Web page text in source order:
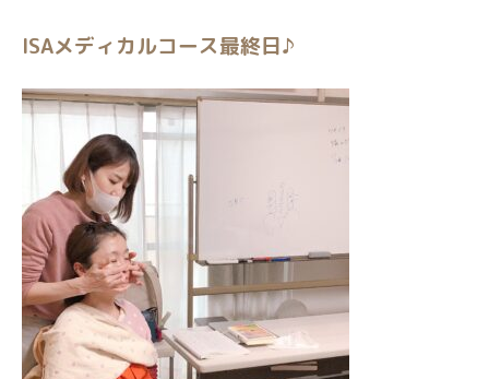
ISAメディカルコース最終日♪